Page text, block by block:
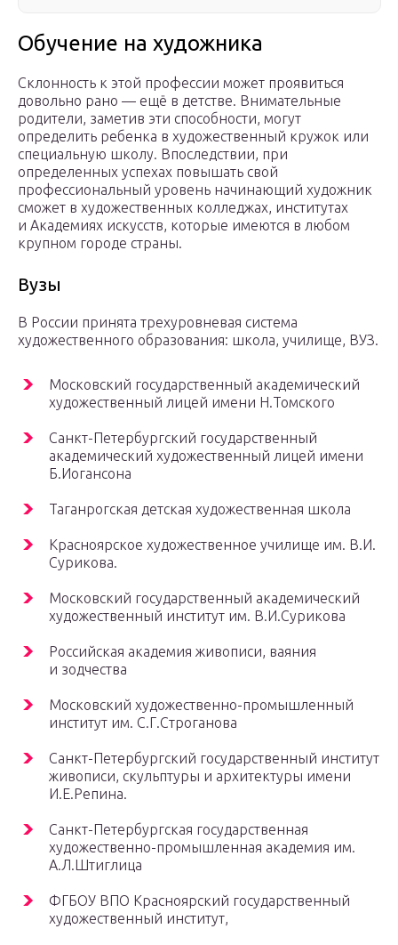
Обучение на художника
Склонность к этой профессии может проявиться
довольно рано — ещё в детстве. Внимательные
родители, заметив эти способности, могут
определить ребенка в художественный кружок или
специальную школу. Впоследствии, при
определенных успехах повышать свой
профессиональный уровень начинающий художник
сможет в художественных колледжах, институтах
и Академиях искусств, которые имеются в любом
крупном городе страны.
Вузы
В России принята трехуровневая система
художественного образования: школа, училище, ВУЗ.
Московский государственный академический
художественный лицей имени Н.Томского
Санкт-Петербургский государственный
академический художественный лицей имени
Б.Иогансона
Таганрогская детская художественная школа
Красноярское художественное училище им. В.И.
Сурикова.
Московский государственный академический
художественный институт им. В.И.Сурикова
Российская академия живописи, ваяния
и зодчества
Московский художественно-промышленный
институт им. С.Г.Строганова
Санкт-Петербургский государственный институт
живописи, скульптуры и архитектуры имени
И.Е.Репина.
Санкт-Петербургская государственная
художественно-промышленная академия им.
А.Л.Штиглица
ФГБОУ ВПО Красноярский государственный
художественный институт,